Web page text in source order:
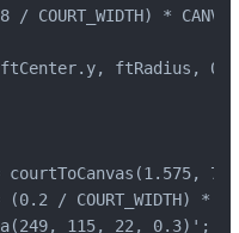
/ COURT_WIDTH) *
ftRadius, 0,
courtToCanvas(1.575,
(0.2 / COURT_WIDTH) *
115, 22, 0.3)';